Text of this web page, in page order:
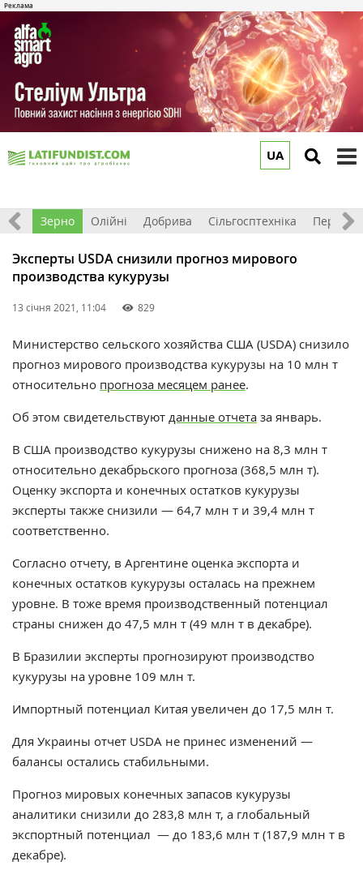
UA
Світ Зерно Олійні Добрива Сільгосптехніка
Эксперты USDA снизили прогноз мирового
производства кукурузы
13 січня 2021, 11:04 829
Министерство сельского хозяйства США (USDA) снизило
прогноз мирового производства кукурузы на 10 млн т
относительно прогноза месяцем ранее.
Об этом свидетельствуют данные отчета за январь.
В США производство кукурузы снижено на 8,3 млн т
относительно декабрьского прогноза (368,5 млн т).
Оценку экспорта и конечных остатков кукурузы
эксперты также снизили — 64,7 млн т и 39,4 млн т
соответственно.
Согласно отчету, в Аргентине оценка экспорта и
конечных остатков кукурузы осталась на прежнем
уровне. В тоже время производственный потенциал
страны снижен до 47,5 млн т (49 млн т в декабре).
В Бразилии эксперты прогнозируют производство
кукурузы на уровне 109 млн т.
Импортный потенциал Китая увеличен до 17,5 млн т.
Для Украины отчет USDA не принес изменений —
балансы остались стабильными.
Прогноз мировых конечных запасов кукурузы
аналитики снизили до 283,8 млн т, а глобальный
экспортный потенциал — до 183,6 млн т (187,9 млн т в
декабре).